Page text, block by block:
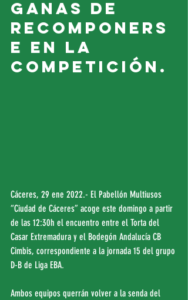
ganas de
recomponers
e en la
competición.
Cáceres, 29 ene 2022.- El Pabellón Multiusos
“Ciudad de Cáceres” acoge este domingo a partir
de las 12:30h el encuentro entre el Torta del
Casar Extremadura y el Bodegón Andalucía CB
Cimbis, correspondiente a la jornada 15 del grupo
D-B de Liga EBA.
Ambos equipos querrán volver a la senda del